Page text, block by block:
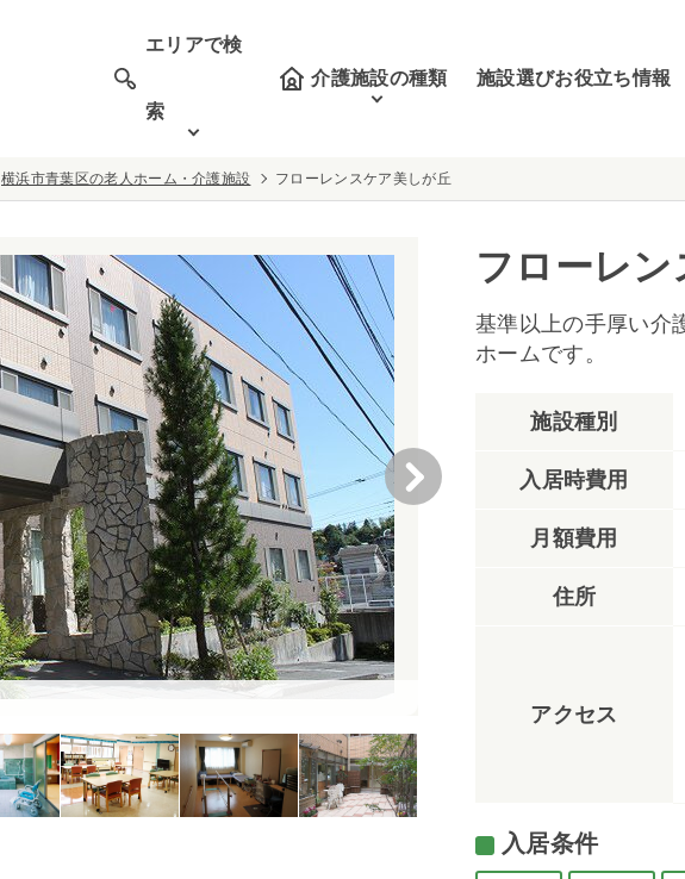
エリアで検
索
介護施設の種類 施設選びお役立ち情報
横浜市青葉区の老人ホーム・介護施設 フローレンスケア美しが丘
フローレ
基準以上の手厚い介
ホームです。
施設種別
入居時費用
月額費用
住所
アクセス
入居条件